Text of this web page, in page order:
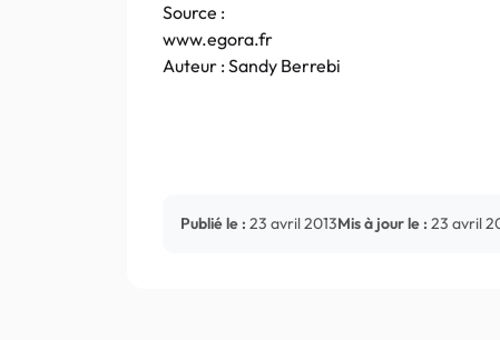
Source :
www.egora.fr
Auteur :Sandy Berrebi
Publié le : 23 avril 2013Mis à jour le : 23 avril